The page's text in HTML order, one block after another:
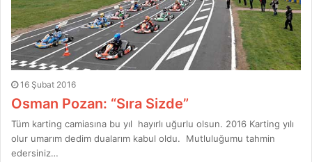
16 Şubat 2016
Osman Pozan: “Sıra Sizde”
Tüm karting camiasına bu yıl hayırlı uğurlu olsun. 2016 Karting yılı
olur umarım dedim dualarım kabul oldu. Mutluluğumu tahmin
edersiniz…